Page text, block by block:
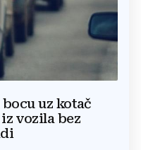
uz kotač
vozila bez